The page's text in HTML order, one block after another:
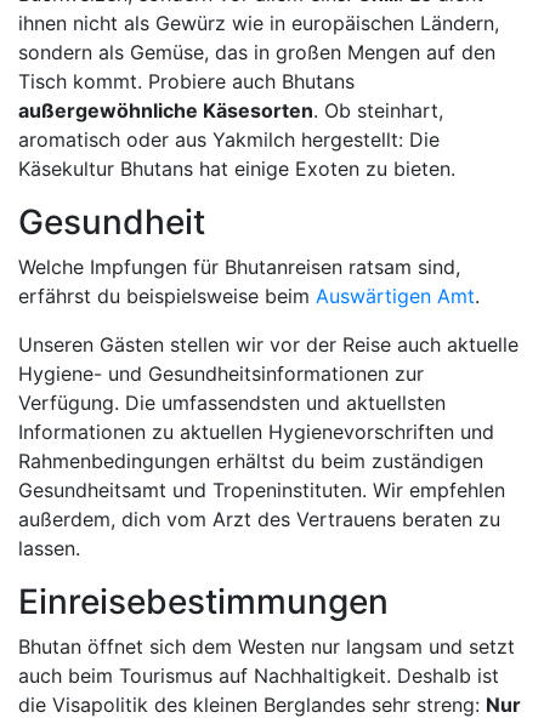
ihnen nicht als Gewürz wie in europäischen Ländern,
sondern als Gemüse, das in großen Mengen auf den
Tisch kommt. Probiere auch Bhutans
außergewöhnliche Käsesorten. Ob steinhart,
aromatisch oder aus Yakmilch hergestellt: Die
Käsekultur Bhutans hat einige Exoten zu bieten.
Gesundheit
Welche Impfungen für Bhutanreisen ratsam sind,
erfährst du beispielsweise beim Auswärtigen Amt.
Unseren Gästen stellen wir vor der Reise auch aktuelle
Hygiene- und Gesundheitsinformationen zur
Verfügung. Die umfassendsten und aktuellsten
Informationen zu aktuellen Hygienevorschriften und
Rahmenbedingungen erhältst du beim zuständigen
Gesundheitsamt und Tropeninstituten. Wir empfehlen
außerdem, dich vom Arzt des Vertrauens beraten zu
lassen.
Einreisebestimmungen
Bhutan öffnet sich dem Westen nur langsam und setzt
auch beim Tourismus auf Nachhaltigkeit. Deshalb ist
die Visapolitik des kleinen Berglandes sehr streng: Nur